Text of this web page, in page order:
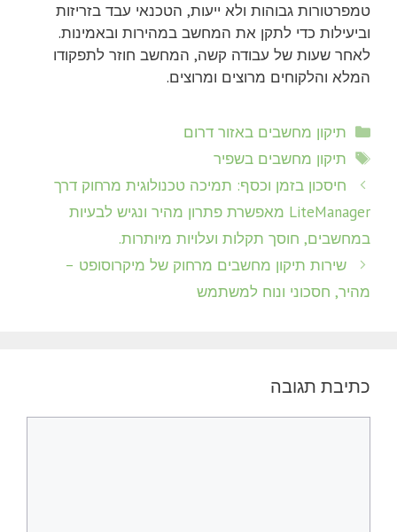
טמפרטורות גבוהות ולא ייעות, הטכנאי עבד בזריזות
וביעילות כדי לתקן את המחשב במהירות ובאמינות.
לאחר שעות של עבודה קשה, המחשב חוזר לתפקודו
המלא והלקוחים מרוצים ומרוצים.
קטגוריות
תיקון מחשבים באזור דרום
תגיות
תיקון מחשבים בשפיר
חיסכון בזמן וכסף: תמיכה טכנולוגית מרחוק דרך
LiteManager מאפשרת פתרון מהיר ונגיש לבעיות
במחשבים, חוסך תקלות ועלויות מיותרות.
שירות תיקון מחשבים מרחוק של מיקרוסופט –
מהיר, חסכוני ונוח למשתמש
כתיבת תגובה